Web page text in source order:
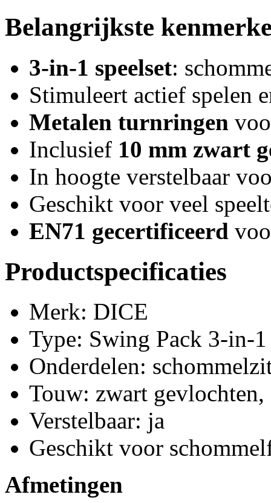
Belangrijkste
3-in-1 speelset:
Stimuleert actief spelen
Metalen turnringen
Inclusief 10 mm zwart
In hoogte verstelbaar
Geschikt voor veel
EN71 gecertificeerd
Productspecificaties
Merk: DICE
Type: Swing Pack 3-in-1
Onderdelen:
Touw: zwart gevlochten,
Verstelbaar: ja
Geschikt voor
Afmetingen